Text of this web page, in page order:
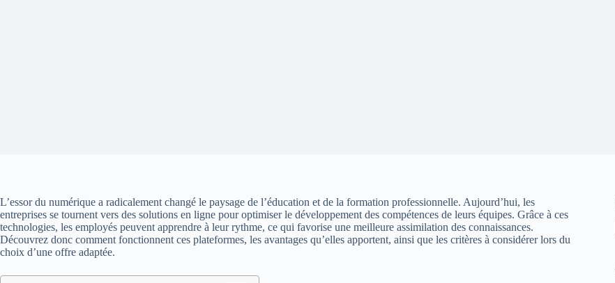
L’essor du numérique a radicalement changé le paysage de l’éducation et de la formation professionnelle. Aujourd’hui, les
entreprises se tournent vers des solutions en ligne pour optimiser le développement des compétences de leurs équipes. Grâce à ces
technologies, les employés peuvent apprendre à leur rythme, ce qui favorise une meilleure assimilation des connaissances.
Découvrez donc comment fonctionnent ces plateformes, les avantages qu’elles apportent, ainsi que les critères à considérer lors du
choix d’une offre adaptée.